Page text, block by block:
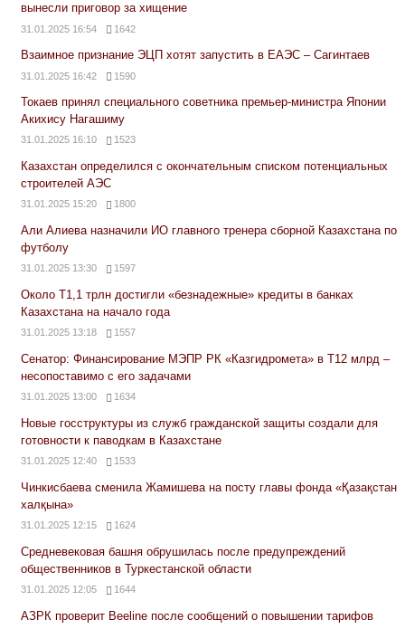
вынесли приговор за хищение
31.01.2025 16:54 1642
Взаимное признание ЭЦП хотят запустить в ЕАЭС – Сагинтаев
31.01.2025 16:42 1590
Токаев принял специального советника премьер-министра Японии
Акихису Нагашиму
31.01.2025 16:10 1523
Казахстан определился с окончательным списком потенциальных
строителей АЭС
31.01.2025 15:20 1800
Али Алиева назначили ИО главного тренера сборной Казахстана по
футболу
31.01.2025 13:30 1597
Около Т1,1 трлн достигли «безнадежные» кредиты в банках
Казахстана на начало года
31.01.2025 13:18 1557
Сенатор: Финансирование МЭПР РК «Казгидромета» в Т12 млрд –
несопоставимо с его задачами
31.01.2025 13:00 1634
Новые госструктуры из служб гражданской защиты создали для
готовности к паводкам в Казахстане
31.01.2025 12:40 1533
Чинкисбаева сменила Жамишева на посту главы фонда «Қазақстан
халқына»
31.01.2025 12:15 1624
Средневековая башня обрушилась после предупреждений
общественников в Туркестанской области
31.01.2025 12:05 1644
АЗРК проверит Beeline после сообщений о повышении тарифов